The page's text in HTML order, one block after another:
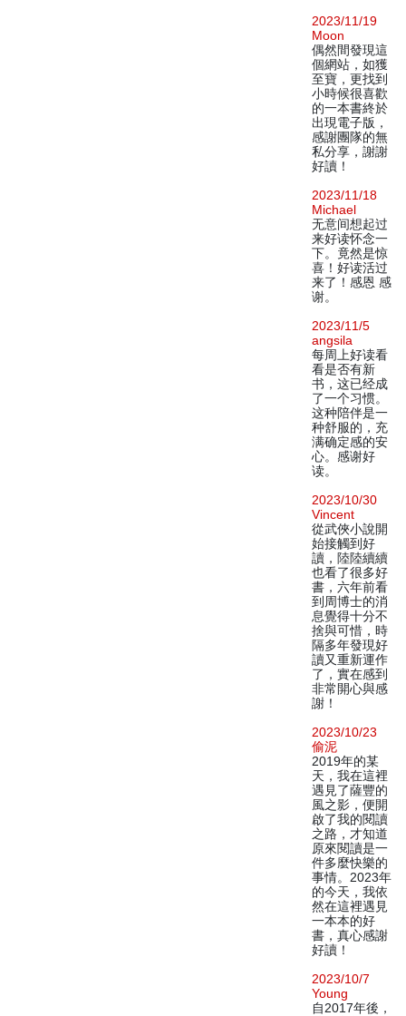
2023/11/19
Moon
偶然間發現這
個網站，如獲
至寶，更找到
小時候很喜歡
的一本書終於
出現電子版，
感謝團隊的無
私分享，謝謝
好讀！
2023/11/18
Michael
无意间想起过
来好读怀念一
下。竟然是惊
喜！好读活过
来了！感恩 感
谢。
2023/11/5
angsila
每周上好读看
看是否有新
书，这已经成
了一个习惯。
这种陪伴是一
种舒服的，充
满确定感的安
心。感谢好
读。
2023/10/30
Vincent
從武俠小說開
始接觸到好
讀，陸陸續續
也看了很多好
書，六年前看
到周博士的消
息覺得十分不
捨與可惜，時
隔多年發現好
讀又重新運作
了，實在感到
非常開心與感
謝！
2023/10/23
偷泥
2019年的某
天，我在這裡
遇見了薩豐的
風之影，便開
啟了我的閱讀
之路，才知道
原來閱讀是一
件多麼快樂的
事情。2023年
的今天，我依
然在這裡遇見
一本本的好
書，真心感謝
好讀！
2023/10/7
Young
自2017年後，